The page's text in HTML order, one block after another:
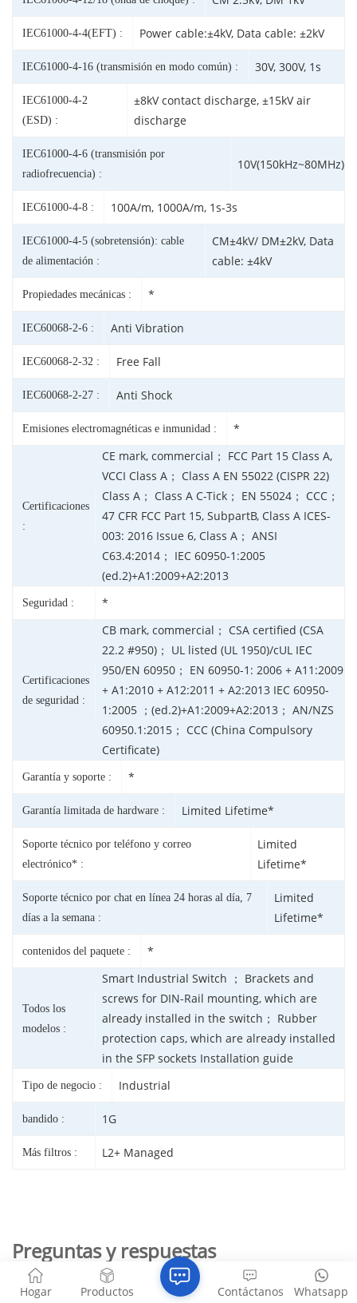
IEC61000-4-4(EFT) : Power cable:±4kV, Data cable: ±2kV
IEC61000-4-16 (transmisión en modo común) : 30V, 300V, 1s
IEC61000-4-2
(ESD) :
±8kV contact discharge, ±15kV air
discharge
IEC61000-4-6 (transmisión por
radiofrecuencia) :
10V(150kHz~80MHz)
IEC61000-4-8 : 100A/m, 1000A/m, 1s-3s
IEC61000-4-5 (sobretensión): cable
de alimentación :
CM±4kV/ DM±2kV, Data
cable: ±4kV
Propiedades mecánicas : *
IEC60068-2-6 : Anti Vibration
IEC60068-2-32 : Free Fall
IEC60068-2-27 : Anti Shock
Emisiones electromagnéticas e inmunidad : *
Certificaciones
:
CE mark, commercial； FCC Part 15 Class A,
VCCI Class A； Class A EN 55022 (CISPR 22)
Class A； Class A C-Tick； EN 55024； CCC；
47 CFR FCC Part 15, SubpartB, Class A ICES-
003: 2016 Issue 6, Class A； ANSI
C63.4:2014； IEC 60950-1:2005
(ed.2)+A1:2009+A2:2013
Seguridad : *
Certificaciones
de seguridad :
CB mark, commercial； CSA certified (CSA
22.2 #950)； UL listed (UL 1950)/cUL IEC
950/EN 60950； EN 60950-1: 2006 + A11:2009
+ A1:2010 + A12:2011 + A2:2013 IEC 60950-
1:2005 ；(ed.2)+A1:2009+A2:2013； AN/NZS
60950.1:2015； CCC (China Compulsory
Certificate)
Garantía y soporte : *
Garantía limitada de hardware : Limited Lifetime*
Soporte técnico por teléfono y correo
electrónico* :
Limited
Lifetime*
Soporte técnico por chat en línea 24 horas al día, 7
días a la semana :
Limited
Lifetime*
contenidos del paquete : *
Todos los
modelos :
Smart Industrial Switch ； Brackets and
screws for DIN-Rail mounting, which are
already installed in the switch； Rubber
protection caps, which are already installed
in the SFP sockets Installation guide
Tipo de negocio : Industrial
bandido : 1G
Más filtros : L2+ Managed
Preguntas y respuestas
P1: ¿Cuál es la capacidad de suministro de energía de los
Hogar Productos Whatsapp
Contáctanos